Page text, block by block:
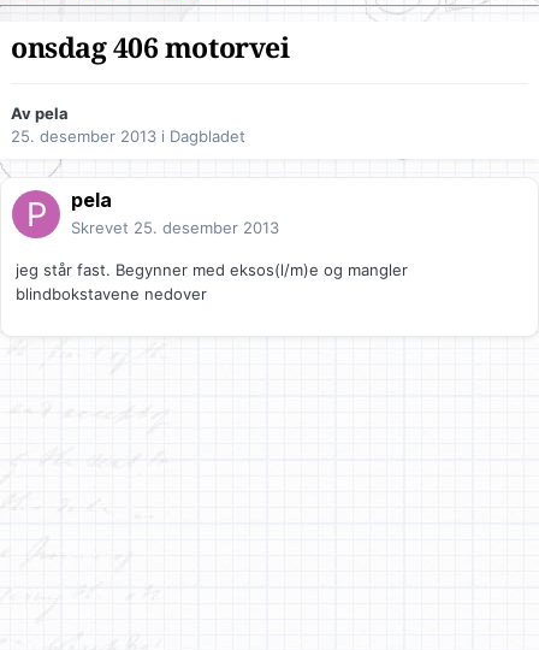
onsdag 406 motorvei
Avpela
25. desember 2013 i Dagbladet
pela
Skrevet 25. desember 2013
jeg står fast. Begynner med eksos(l/m)e og mangler
blindbokstavene nedover